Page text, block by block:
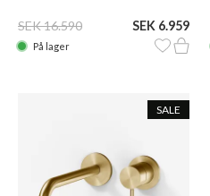
SEK 16.590 SEK 6.959
På lager
SALE